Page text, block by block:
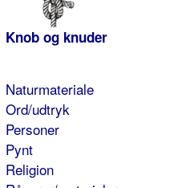
Knob og knuder
Naturmateriale
Ord/udtryk
Personer
Pynt
Religion